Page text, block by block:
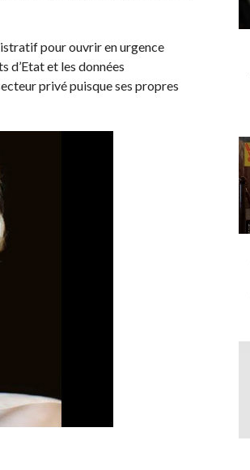
pour ouvrir en urgence
d’Etat et les données
privé puisque ses propres